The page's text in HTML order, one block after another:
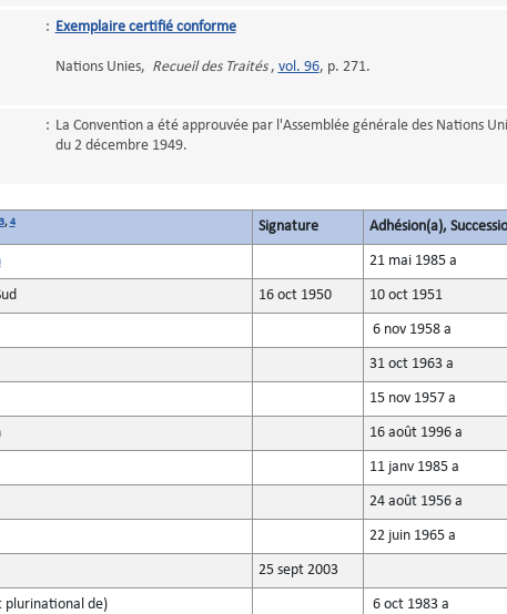
: Exemplaire certifié conforme
Nations Unies, Recueil des Traités, vol. 96, p. 271.
: La Convention a été approuvée par l'Assemblée générale des Nations
du 2 décembre 1949.
3,4 Signature Adhésion(a),
21 mai 1985 a
16 oct 1950 10 oct 1951
6 nov 1958 a
31 oct 1963 a
15 nov 1957 a
16 août 1996 a
11 janv 1985 a
24 août 1956 a
22 juin 1965 a
25 sept 2003
plurinational de) 6 oct 1983 a